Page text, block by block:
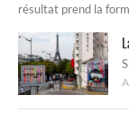
résultat prend la